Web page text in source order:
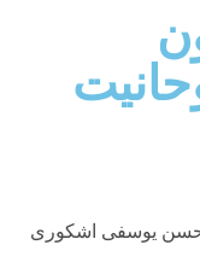
یوسفی اشکوری